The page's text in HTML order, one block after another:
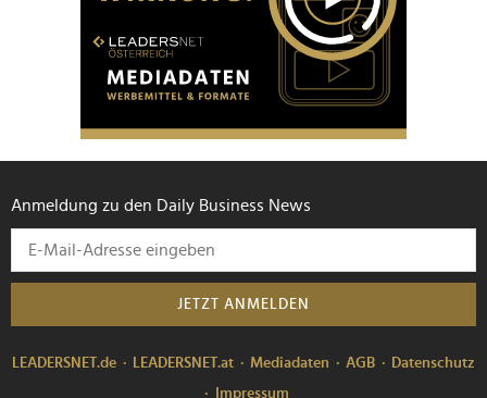
Anmeldung zu den Daily Business News
JETZT ANMELDEN
LEADERSNET.de LEADERSNET.at Mediadaten AGB
Datenschutz
Impressum